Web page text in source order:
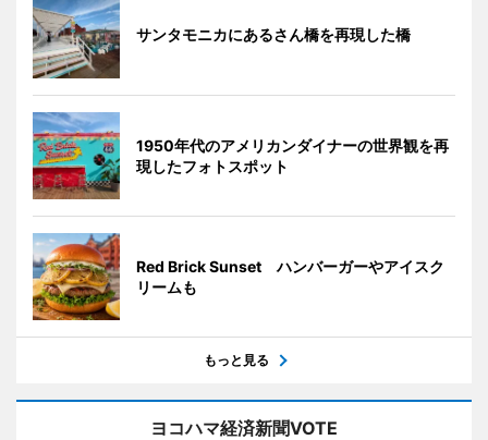
サンタモニカにあるさん橋を再現した橋
1950年代のアメリカンダイナーの世界観を再
現したフォトスポット
Red Brick Sunset ハンバーガーやアイスク
リームも
もっと見る
ヨコハマ経済新聞VOTE